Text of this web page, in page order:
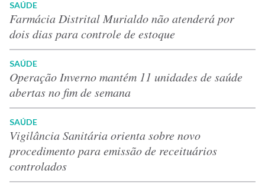
SAÚDE
Farmácia Distrital Murialdo não atenderá por
dois dias para controle de estoque
SAÚDE
Operação Inverno mantém 11 unidades de saúde
abertas no fim de semana
SAÚDE
Vigilância Sanitária orienta sobre novo
procedimento para emissão de receituários
controlados